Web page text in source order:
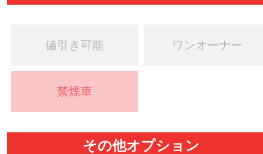
値引き可能 ワンオーナー
禁煙車
その他オプション